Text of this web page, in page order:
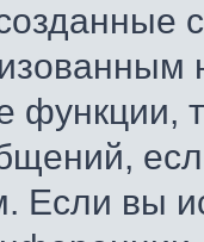
функции,
Если вы